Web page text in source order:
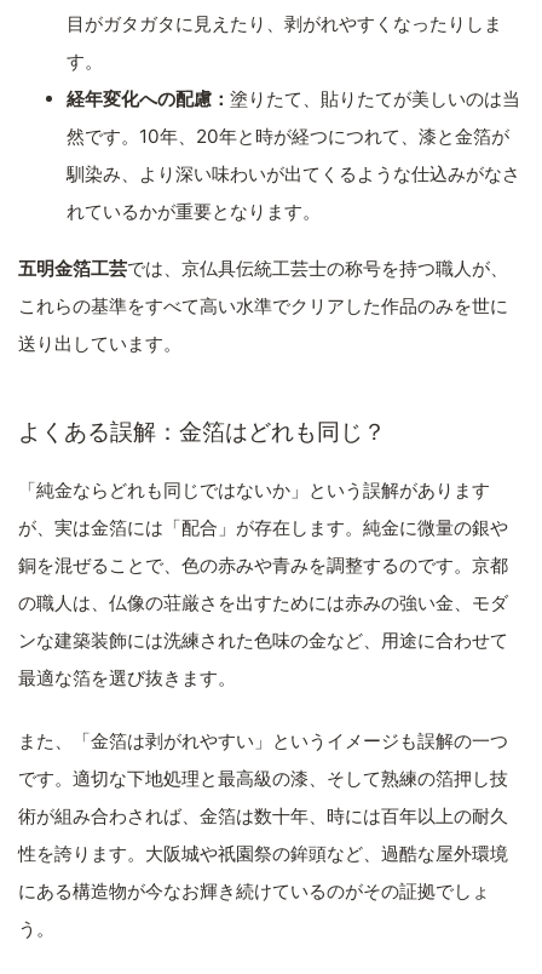
目がガタガタに見えたり、剥がれやすくなったりしま
す。
経年変化への配慮： 塗りたて、貼りたてが美しいのは当
然です。10年、20年と時が経つにつれて、漆と金箔が
馴染み、より深い味わいが出てくるような仕込みがなさ
れているかが重要となります。
五明金箔工芸では、京仏具伝統工芸士の称号を持つ職人が、
これらの基準をすべて高い水準でクリアした作品のみを世に
送り出しています。
よくある誤解：金箔はどれも同じ？
「純金ならどれも同じではないか」という誤解があります
が、実は金箔には「配合」が存在します。純金に微量の銀や
銅を混ぜることで、色の赤みや青みを調整するのです。京都
の職人は、仏像の荘厳さを出すためには赤みの強い金、モダ
ンな建築装飾には洗練された色味の金など、用途に合わせて
最適な箔を選び抜きます。
また、「金箔は剥がれやすい」というイメージも誤解の一つ
です。適切な下地処理と最高級の漆、そして熟練の箔押し技
術が組み合わされば、金箔は数十年、時には百年以上の耐久
性を誇ります。大阪城や祇園祭の鉾頭など、過酷な屋外環境
にある構造物が今なお輝き続けているのがその証拠でしょ
う。